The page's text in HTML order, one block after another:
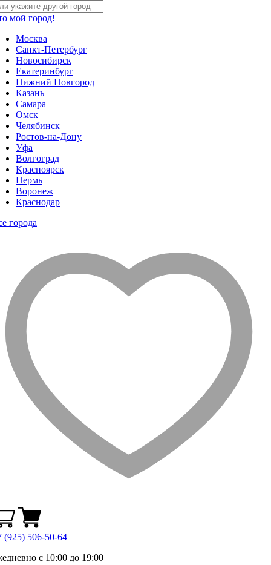
мой город!
Москва
Санкт-Петербург
Новосибирск
Екатеринбург
Нижний Новгород
Казань
Самара
Омск
Челябинск
Ростов-на-Дону
Уфа
Волгоград
Красноярск
Пермь
Воронеж
Краснодар
города
(925) 506-50-64
с 10:00 до 19:00